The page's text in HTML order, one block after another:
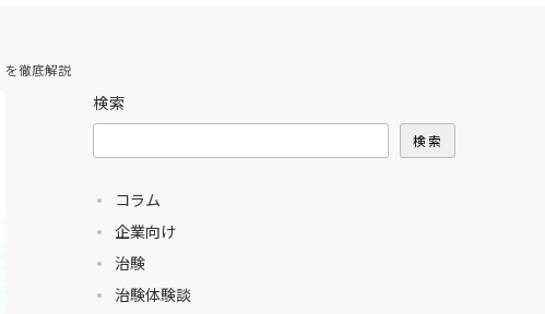
を徹底解説
検索
検索
コラム
企業向け
治験
治験体験談